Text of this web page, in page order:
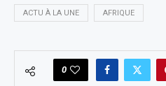
ACTU À LA UNE AFRIQUE
0